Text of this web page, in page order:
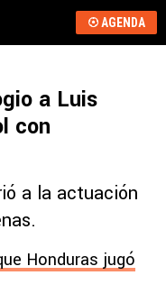
AGENDA
a Luis
con
a la actuación
Honduras jugó